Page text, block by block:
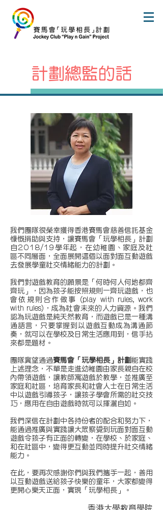
計劃總監的話
我們團隊很榮幸獲得香港賽馬會慈善信託基金
慷慨捐助與支持，讓賽馬會「玩學相長」計劃
自2018/19學年起，在幼稚園、家庭及社
區不同層面，全面展開這個以面對面互動遊戲
去發展學童社交情緒能力的計劃。
我們對遊戲教育的願景是「何時何人何地都齊
齊玩」，因為孩子能按照規則一齊玩遊戲，也
會依規則合作做事 (play with rules, work
with rules)，成為社會未來的人力資源。我們
認為玩遊戲是純天然教育，而遊戲已是一種溝
通語言，只要掌握到以遊戲互動成為溝通節
奏，就可以在學校及日常生活應用到，信手拈
來都是題材。
團隊冀望通過賽馬會「玩學相長」計劃 能實踐
上述理念，不單是走進幼稚園由家長親自在校
內帶領遊戲，讓教師寓遊戲於教學，並推廣至
家庭和社區，培育家長和社會人士在日常生活
中以遊戲引導孩子，讓孩子學會所需的社交技
巧，應用在自由遊戲時就可以揮灑自如。
我們深信在計劃中各持份者的配合和努力下，
能通過推廣與實踐讓大眾察覺到玩面對面互動
遊戲令孩子有正面的轉變，在學校、於家庭、
和在社區中，變得更互動並同時提升社交情緒
能力。
在此，要再次感謝你們與我們攜手一起，善用
以互動遊戲送給孩子快樂的童年，大家都變得
更開心樂天正面，實現「玩學相長」。
香港大學教育學院